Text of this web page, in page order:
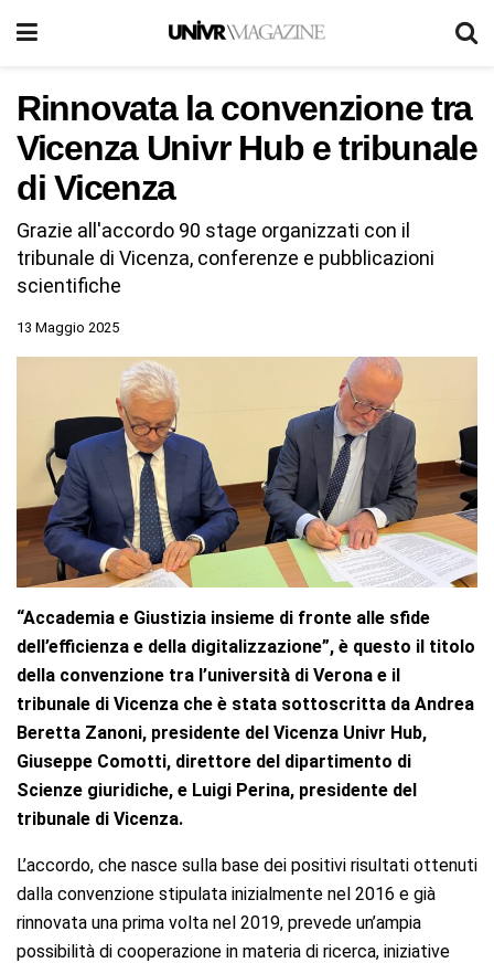
Rinnovata la convenzione tra
Vicenza Univr Hub e tribunale
di Vicenza
Grazie all'accordo 90 stage organizzati con il
tribunale di Vicenza, conferenze e pubblicazioni
scientifiche
13 Maggio 2025
“Accademia e Giustizia insieme di fronte alle sfide
dell’efficienza e della digitalizzazione”, è questo il titolo
della convenzione tra l’università di Verona e il
tribunale di Vicenza che è stata sottoscritta da Andrea
Beretta Zanoni, presidente del Vicenza Univr Hub,
Giuseppe Comotti, direttore del dipartimento di
Scienze giuridiche, e Luigi Perina, presidente del
tribunale di Vicenza.
L’accordo, che nasce sulla base dei positivi risultati ottenuti
dalla convenzione stipulata inizialmente nel 2016 e già
rinnovata una prima volta nel 2019, prevede un’ampia
possibilità di cooperazione in materia di ricerca, iniziative